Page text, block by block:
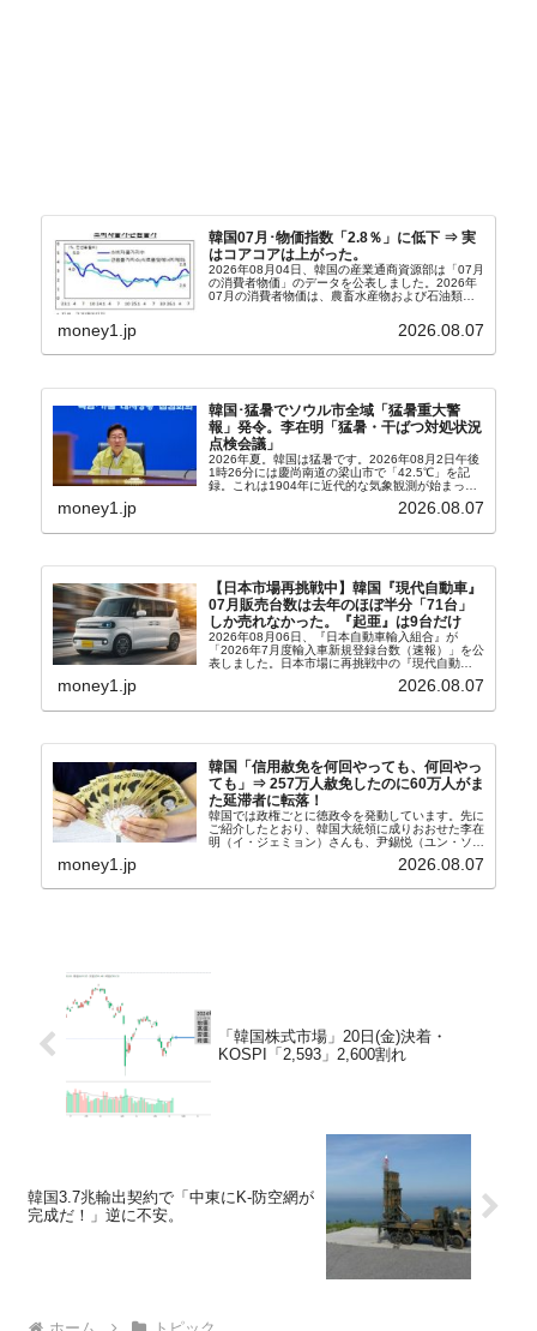
韓国07月･物価指数「2.8％」に低下 ⇒ 実
はコアコアは上がった。
2026年08月04日、韓国の産業通商資源部は「07月
の消費者物価」のデータを公表しました。2026年
07月の消費者物価は、農畜水産物および石油類の
2.8％上昇（06月は3.2％）となり、上昇率は前...
money1.jp 2026.08.07
韓国･猛暑でソウル市全域「猛暑重大警
報」発令。李在明「猛暑・干ばつ対処状況
点検会議」
2026年夏。韓国は猛暑です。2026年08月2日午後
1時26分には慶尚南道の梁山市で「42.5℃」を記
録。これは1904年に近代的な気象観測が始まって
ウル市全域への「猛暑重大警報」が発令され...
money1.jp 2026.08.07
【日本市場再挑戦中】韓国『現代自動車』
07月販売台数は去年のほぼ半分「71台」
しか売れなかった。『起亜』は9台だけ
2026年08月06日、『日本自動車輸入組合』が
「2026年7月度輸入車新規登録台数（速報）」を公
表しました。日本市場に再挑戦中の『現代自動
車』、また日本市場を攻略したい『BYD』の販売
台数はこの中に捉えられているはずです。先月から
money1.jp 2026.08.07
韓国「信用赦免を何回やっても、何回やっ
ても」⇒ 257万人赦免したのに60万人がま
た延滞者に転落！
韓国では政権ごとに徳政令を発動しています。先に
ご紹介したとおり、韓国大統領に成りおおせた李在
明（イ・ジェミョン）さんも、尹錫悦（ユン・ソギ
バンクにして不良債権の買い取りを行い、分割償還
money1.jp 2026.08.07
「韓国株式市場」20日(金)決着・
KOSPI「2,593」2,600割れ
韓国3.7兆輸出契約で「中東にK-防空網が
完成だ！」逆に不安。